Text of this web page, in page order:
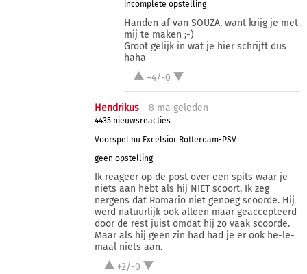
incomplete opstelling
Handen af van SOUZA, want krijg je met
mij te maken ;-)
Groot gelijk in wat je hier schrijft dus
haha
+4/-0
Hendrikus 8 ma geleden
4435 nieuwsreacties
Voorspel nu Excelsior Rotterdam-PSV
geen opstelling
Ik reageer op de post over een spits waar je
niets aan hebt als hij NIET scoort. Ik zeg
nergens dat Romario niet genoeg scoorde. Hij
werd natuurlijk ook alleen maar geaccepteerd
door de rest juist omdat hij zo vaak scoorde.
Maar als hij geen zin had had je er ook he-le-
maal niets aan.
+2/-0